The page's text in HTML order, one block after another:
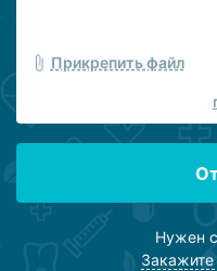
Прикрепить файл
Нужен
Закажите